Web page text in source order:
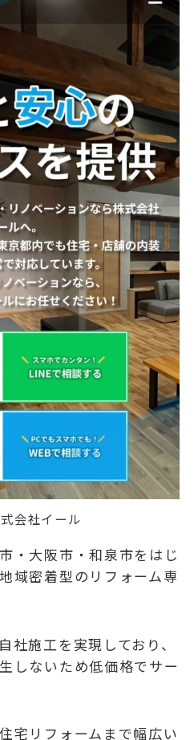
会社イール
・大阪市・和泉市をはじ
域密着型のリフォーム専
社施工を実現しており、
しないため低価格でサー
宅リフォームまで幅広い